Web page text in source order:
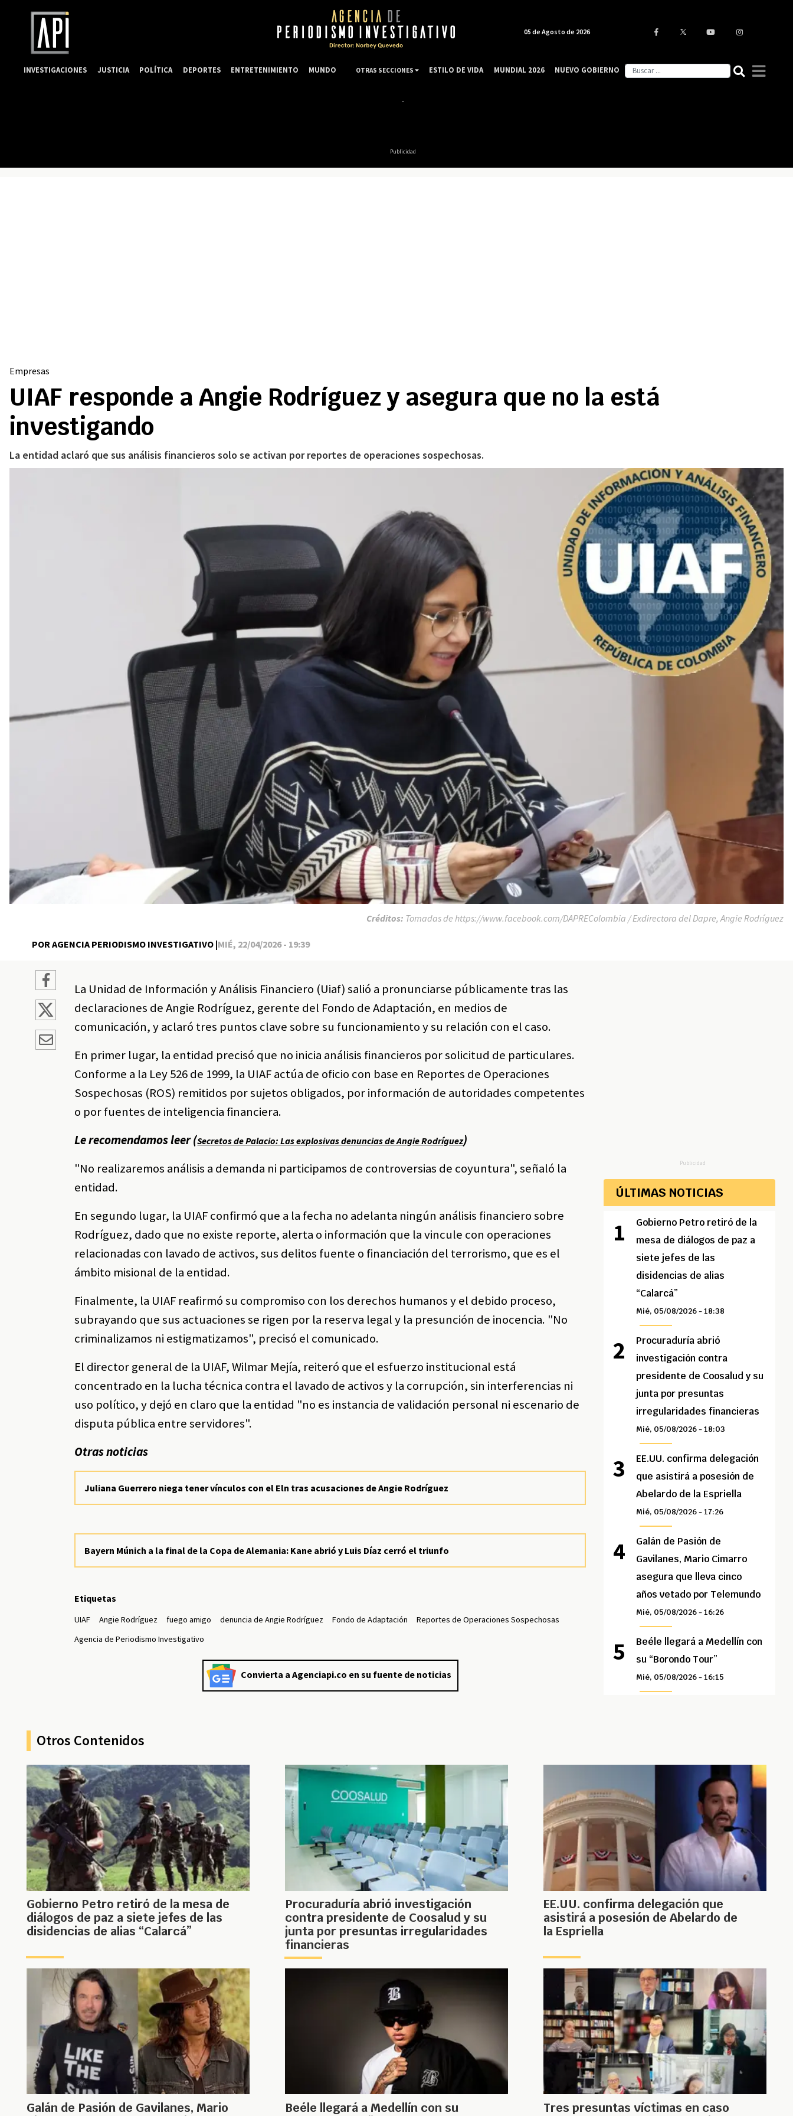
Publicidad
Empresas
UIAF responde a Angie Rodríguez y asegura que no la está
investigando
La entidad aclaró que sus análisis financieros solo se activan por reportes de operaciones sospechosas.
POR AGENCIA PERIODISMO INVESTIGATIVO |MIÉ, 22/04/2026 - 19:39
Créditos: Tomadas de https://www.facebook.com/DAPREColombia / Exdirectora del Dapre, Angie Rodríguez
La Unidad de Información y Análisis Financiero (Uiaf) salió a pronunciarse públicamente tras las
declaraciones de Angie Rodríguez, gerente del Fondo de Adaptación, en medios de
comunicación, y aclaró tres puntos clave sobre su funcionamiento y su relación con el caso.
En primer lugar, la entidad precisó que no inicia análisis financieros por solicitud de particulares.
Conforme a la Ley 526 de 1999, la UIAF actúa de oficio con base en Reportes de Operaciones
Sospechosas (ROS) remitidos por sujetos obligados, por información de autoridades competentes
o por fuentes de inteligencia financiera.
Le recomendamos leer (Secretos de Palacio: Las explosivas denuncias de Angie Rodríguez)
"No realizaremos análisis a demanda ni participamos de controversias de coyuntura", señaló la
entidad.
En segundo lugar, la UIAF confirmó que a la fecha no adelanta ningún análisis financiero sobre
Rodríguez, dado que no existe reporte, alerta o información que la vincule con operaciones
relacionadas con lavado de activos, sus delitos fuente o financiación del terrorismo, que es el
ámbito misional de la entidad.
Finalmente, la UIAF reafirmó su compromiso con los derechos humanos y el debido proceso,
subrayando que sus actuaciones se rigen por la reserva legal y la presunción de inocencia. "No
criminalizamos ni estigmatizamos", precisó el comunicado.
El director general de la UIAF, Wilmar Mejía, reiteró que el esfuerzo institucional está
concentrado en la lucha técnica contra el lavado de activos y la corrupción, sin interferencias ni
uso político, y dejó en claro que la entidad "no es instancia de validación personal ni escenario de
disputa pública entre servidores".
Otras noticias
Juliana Guerrero niega tener vínculos con el Eln tras acusaciones de Angie Rodríguez
Bayern Múnich a la final de la Copa de Alemania: Kane abrió y Luis Díaz cerró el triunfo
Etiquetas
UIAF Angie Rodríguez fuego amigo denuncia de Angie Rodríguez Fondo de Adaptación
Reportes de Operaciones Sospechosas
Agencia de Periodismo Investigativo
Convierta a Agenciapi.co en su fuente de noticias
Publicidad
ÚLTIMAS NOTICIAS
Gobierno Petro retiró de la
mesa de diálogos de paz a
siete jefes de las
disidencias de alias
“Calarcá”
Mié, 05/08/2026 - 18:38
Procuraduría abrió
investigación contra
presidente de Coosalud y su
junta por presuntas
irregularidades financieras
Mié, 05/08/2026 - 18:03
EE.UU. confirma delegación
que asistirá a posesión de
Abelardo de la Espriella
Mié, 05/08/2026 - 17:26
Galán de Pasión de
Gavilanes, Mario Cimarro
asegura que lleva cinco
años vetado por Telemundo
Mié, 05/08/2026 - 16:26
Beéle llegará a Medellín con
su “Borondo Tour”
Mié, 05/08/2026 - 16:15
Otros Contenidos
Gobierno Petro retiró de la mesa de
diálogos de paz a siete jefes de las
disidencias de alias “Calarcá”
Procuraduría abrió investigación
contra presidente de Coosalud y su
junta por presuntas irregularidades
financieras
EE.UU. confirma delegación que
asistirá a posesión de Abelardo de
la Espriella
Galán de Pasión de Gavilanes, Mario
Beéle llegará a Medellín con su
Tres presuntas víctimas en caso
05 de Agosto de 2026
INVESTIGACIONES JUSTICIA POLÍTICA DEPORTES ENTRETENIMIENTO MUNDO OTRAS SECCIONES ESTILO DE VIDA MUNDIAL 2026 NUEVO GOBIERNO